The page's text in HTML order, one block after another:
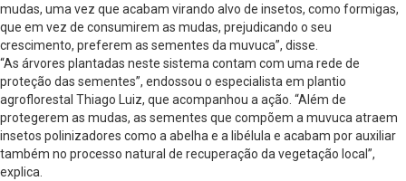
mudas, uma vez que acabam virando alvo de insetos, como formigas,
que em vez de consumirem as mudas, prejudicando o seu
crescimento, preferem as sementes da muvuca”, disse.
“As árvores plantadas neste sistema contam com uma rede de
proteção das sementes”, endossou o especialista em plantio
agroflorestal Thiago Luiz, que acompanhou a ação. “Além de
protegerem as mudas, as sementes que compõem a muvuca atraem
insetos polinizadores como a abelha e a libélula e acabam por auxiliar
também no processo natural de recuperação da vegetação local”,
explica.